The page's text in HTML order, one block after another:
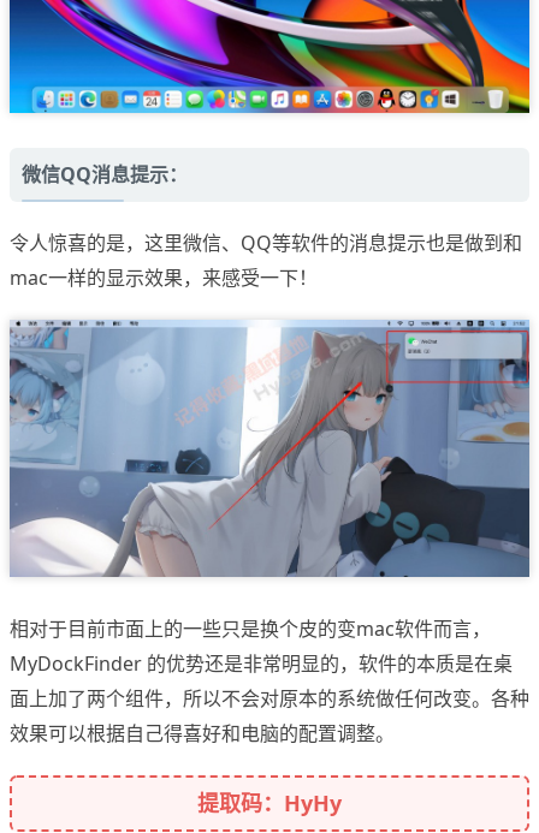
微信QQ消息提示：
令人惊喜的是，这里微信、QQ等软件的消息提示也是做到和
mac一样的显示效果，来感受一下！
相对于目前市面上的一些只是换个皮的变mac软件而言，
MyDockFinder 的优势还是非常明显的，软件的本质是在桌
面上加了两个组件，所以不会对原本的系统做任何改变。各种
效果可以根据自己得喜好和电脑的配置调整。
提取码：HyHy